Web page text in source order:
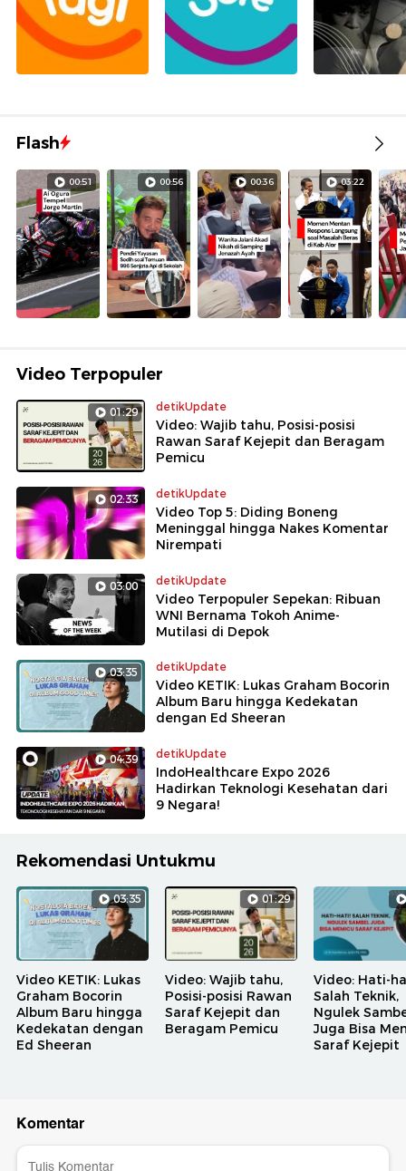
Flash
00:51 00:56 00:36 03:22
Video Terpopuler
01:29 detikUpdate
Video: Wajib tahu, Posisi-posisi
Rawan Saraf Kejepit dan Beragam
Pemicu
02:33 detikUpdate
Video Top 5: Diding Boneng
Meninggal hingga Nakes Komentar
Nirempati
03:00 detikUpdate
Video Terpopuler Sepekan: Ribuan
WNI Bernama Tokoh Anime-
Mutilasi di Depok
03:35 detikUpdate
Video KETIK: Lukas Graham Bocorin
Album Baru hingga Kedekatan
dengan Ed Sheeran
04:39 detikUpdate
IndoHealthcare Expo 2026
Hadirkan Teknologi Kesehatan dari
9 Negara!
Rekomendasi Untukmu
03:35
Video KETIK: Lukas
Graham Bocorin
Album Baru hingga
Kedekatan dengan
Ed Sheeran
01:29
Video: Wajib tahu,
Posisi-posisi Rawan
Saraf Kejepit dan
Beragam Pemicu
Video: Hati-
Salah Teknik,
Ngulek
Juga Bisa
Saraf Kejepit